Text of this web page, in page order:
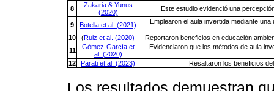
8
Zakaria & Yunus
(2020)
Este estudio evidenció una
9 Botella et al. (2021) Emplearon el aula invertida mediante
10 (Ruiz et al. (2020)
Reportaron beneficios en educación
11
Gómez-García et
al. (2020)
Evidenciaron que los métodos de aula
12 Parati et al. (2023) Resaltaron los beneficios
Los resultados demuestran